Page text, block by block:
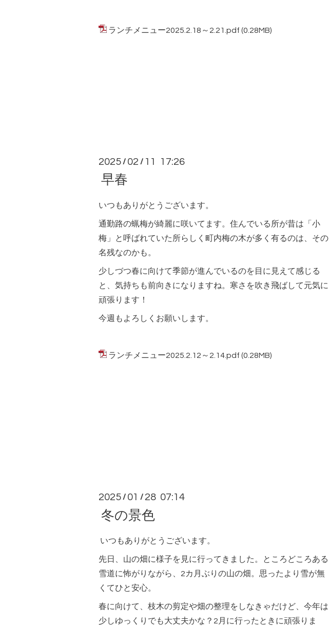
ランチメニュー2025.2.18～2.21.pdf (0.28MB)
2025 / 02 / 11 17:26
早春
いつもありがとうございます。
通勤路の蝋梅が綺麗に咲いてます。住んでいる所が昔は「小
梅」と呼ばれていた所らしく町内梅の木が多く有るのは、その
名残なのかも。
少しづつ春に向けて季節が進んでいるのを目に見えて感じる
と、気持ちも前向きになりますね。寒さを吹き飛ばして元気に
頑張ります！
今週もよろしくお願いします。
ランチメニュー2025.2.12～2.14.pdf (0.28MB)
2025 / 01 / 28 07:14
冬の景色
いつもありがとうございます。
先日、山の畑に様子を見に行ってきました。ところどころある
雪道に怖がりながら、2カ月ぶりの山の畑。思ったより雪が無
くてひと安心。
春に向けて、枝木の剪定や畑の整理をしなきゃだけど、今年は
少しゆっくりでも大丈夫かな？2月に行ったときに頑張りま